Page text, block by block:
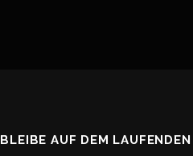
BLEIBE AUF DEM LAUFENDEN